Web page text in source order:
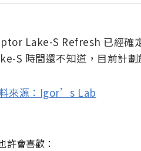
Lake-S Refresh 已經確
S 時間還不知道，目前計劃
來源：Igor’s Lab
許會喜歡：